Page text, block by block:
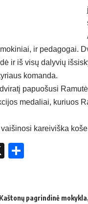
ir pedagogai.
ir iš visų dalyvių
komanda.
papuošusi
medaliai, kuriuos
kareiviška
X
pagrindinė mokykla